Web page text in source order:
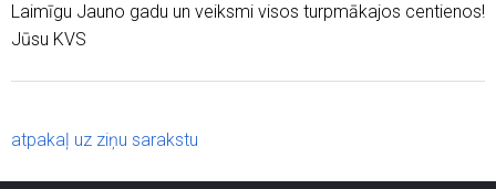
Laimīgu Jauno gadu un veiksmi visos turpmākajos centienos!
Jūsu KVS
atpakaļ uz ziņu sarakstu